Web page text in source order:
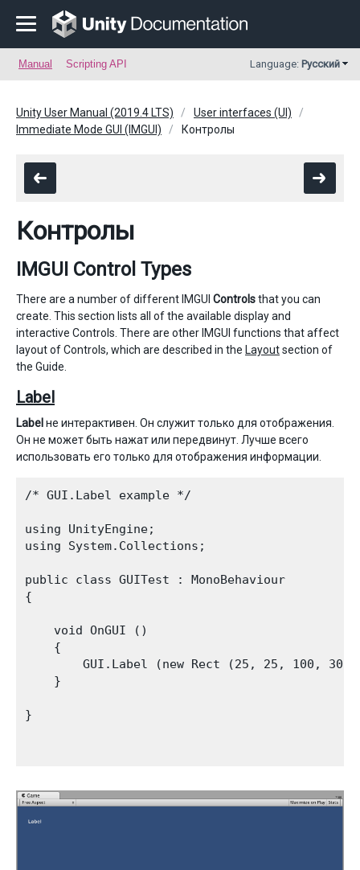
Manual Scripting API Language: Русский
Unity User Manual (2019.4 LTS)
User interfaces (UI)
Immediate Mode GUI (IMGUI)
Контролы
Контролы
IMGUI Control Types
There are a number of different IMGUI Controlsthat you can
create. This section lists all of the available display and
interactive Controls. There are other IMGUI functions that affect
layout of Controls, which are described in the Layoutsection of
the Guide.
Label
Label не интерактивен. Он служит только для отображения.
Он не может быть нажат или передвинут. Лучше всего
использовать его только для отображения информации.
/* GUI.Label example */
using UnityEngine;
using System.Collections;
public class GUITest : MonoBehaviour
{
    void OnGUI ()
    {
GUI.Label (new Rect (25, 25, 100,
    }
}